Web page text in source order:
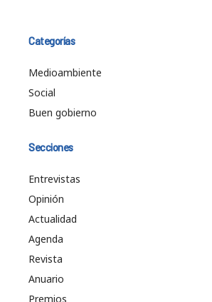
Categorías
Medioambiente
Social
Buen gobierno
Secciones
Entrevistas
Opinión
Actualidad
Agenda
Revista
Anuario
Premios